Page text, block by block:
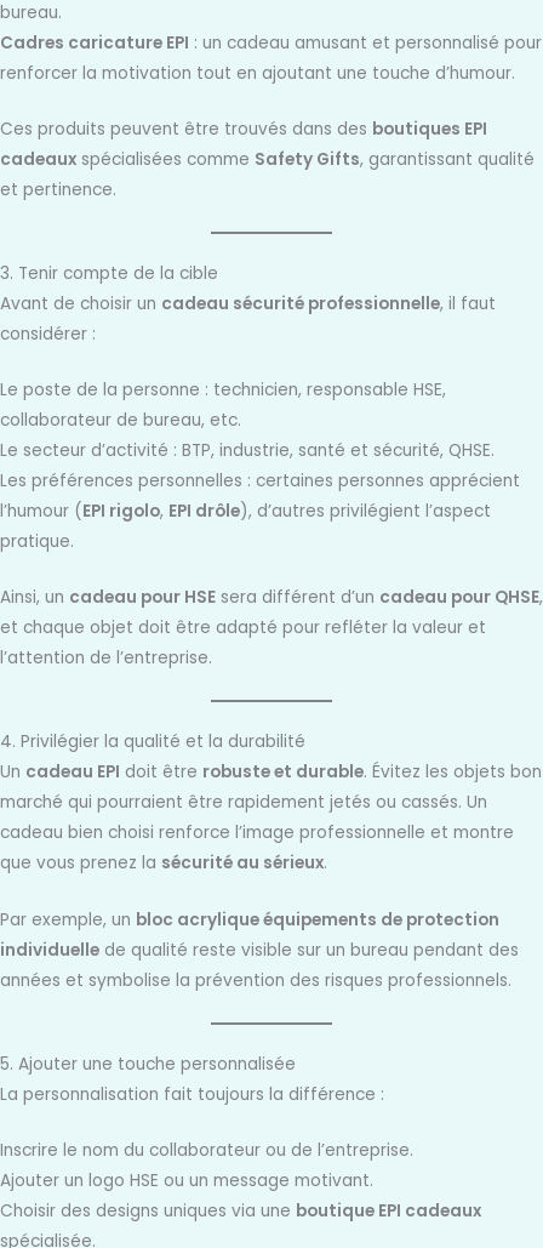
bureau.
Cadres caricature EPI : un cadeau amusant et personnalisé pour
renforcer la motivation tout en ajoutant une touche d’humour.
Ces produits peuvent être trouvés dans des boutiques EPI
cadeaux spécialisées comme Safety Gifts, garantissant qualité
et pertinence.
3. Tenir compte de la cible
Avant de choisir un cadeau sécurité professionnelle, il faut
considérer :
Le poste de la personne : technicien, responsable HSE,
collaborateur de bureau, etc.
Le secteur d’activité : BTP, industrie, santé et sécurité, QHSE.
Les préférences personnelles : certaines personnes apprécient
l’humour (EPI rigolo, EPI drôle), d’autres privilégient l’aspect
pratique.
Ainsi, un cadeau pour HSE sera différent d’un cadeau pour QHSE,
et chaque objet doit être adapté pour refléter la valeur et
l’attention de l’entreprise.
4. Privilégier la qualité et la durabilité
Un cadeau EPI doit être robuste et durable. Évitez les objets bon
marché qui pourraient être rapidement jetés ou cassés. Un
cadeau bien choisi renforce l’image professionnelle et montre
que vous prenez la sécurité au sérieux.
Par exemple, un bloc acrylique équipements de protection
individuelle de qualité reste visible sur un bureau pendant des
années et symbolise la prévention des risques professionnels.
5. Ajouter une touche personnalisée
La personnalisation fait toujours la différence :
Inscrire le nom du collaborateur ou de l’entreprise.
Ajouter un logo HSE ou un message motivant.
Choisir des designs uniques via une boutique EPI cadeaux
spécialisée.